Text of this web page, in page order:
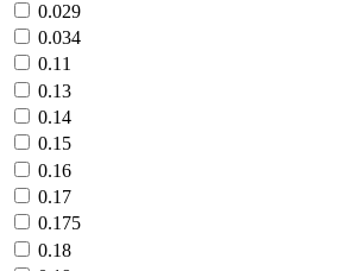
0.029
0.034
0.11
0.13
0.14
0.15
0.16
0.17
0.175
0.18